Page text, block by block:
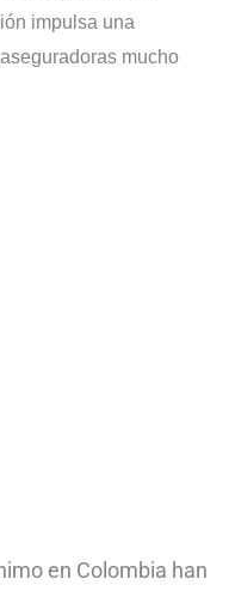
impulsa una
mucho
en Colombia han